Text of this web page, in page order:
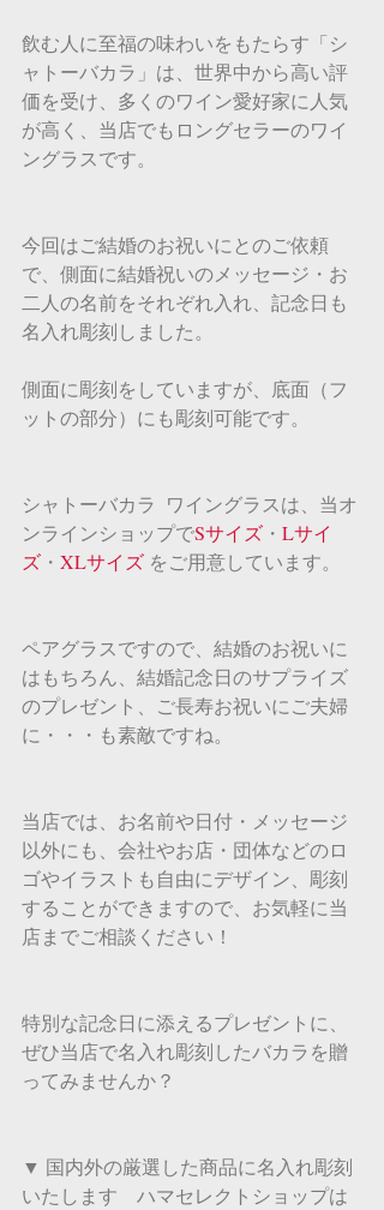
飲む人に至福の味わいをもたらす「シ
ャトーバカラ」は、世界中から高い評
価を受け、多くのワイン愛好家に人気
が高く、当店でもロングセラーのワイ
ングラスです。
今回はご結婚のお祝いにとのご依頼
で、側面に結婚祝いのメッセージ・お
二人の名前をそれぞれ入れ、記念日も
名入れ彫刻しました。
側面に彫刻をしていますが、底面（フ
ットの部分）にも彫刻可能です。
シャトーバカラ  ワイングラスは、当オ
ンラインショップでSサイズ ・ Lサイ
ズ ・ XLサイズ をご用意しています。
ペアグラスですので、結婚のお祝いに
はもちろん、結婚記念日のサプライズ
のプレゼント、ご長寿お祝いにご夫婦
に・・・も素敵ですね。
当店では、お名前や日付・メッセージ
以外にも、会社やお店・団体などのロ
ゴやイラストも自由にデザイン、彫刻
することができますので、お気軽に当
店までご相談ください！
特別な記念日に添えるプレゼントに、
ぜひ当店で名入れ彫刻したバカラを贈
ってみませんか？
▼ 国内外の厳選した商品に名入れ彫刻
いたします　ハマセレクトショップは